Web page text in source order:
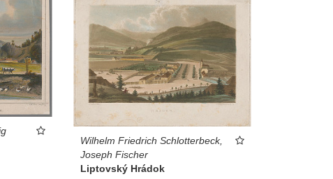
Wilhelm Friedrich Schlotterbeck,
Joseph Fischer
Liptovský Hrádok